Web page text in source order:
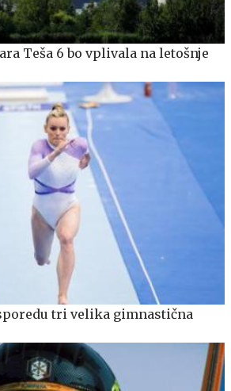
Teša 6 bo vplivala na letošnje
tri velika gimnastična